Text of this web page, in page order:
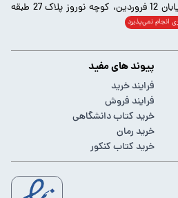
آدرس: تهران، میدان انقلاب، خیابان 12 فروردین، کوچه نوروز پلاک 27 طبقه
نمی‌پذیرد
پیوند های مفید
فرایند خرید
فرایند فروش
خرید کتاب دانشگاهی
خرید رمان
خرید کتاب کنکور